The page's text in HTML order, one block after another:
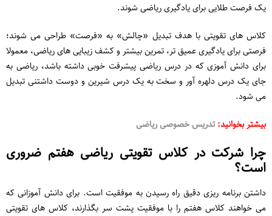
یک فرصت طلایی برای یادگیری ریاضی شوند.
کلاس‌ های تقویتی با هدف تبدیل «چالش» به «فرصت» طراحی می ‌شوند؛
فرصتی برای یادگیری عمیق‌ تر، تمرین بیشتر و کشف زیبایی ‌های ریاضی، معمولا
برای دانش آموزی که در درس ریاضی پیشرفت خوبی داشته باشد، ریاضی به
جای یک درس دلهره آور و سخت به یک درس شیرین و دوست داشتنی تبدیل
می شود.
بیشتر بخوانید: تدریس خصوصی ریاضی
چرا شرکت در کلاس تقویتی ریاضی هفتم ضروری
است؟
داشتن برنامه ریزی دقیق راه رسیدن به موفقیت است. برای دانش آموزانی که
می خواهند کلاس هفتم را با موفقیت پشت سر بگذارند، کلاس های تقویتی